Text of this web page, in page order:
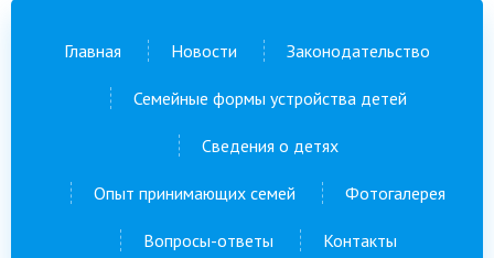
Главная Новости Законодательство
Семейные формы устройства детей
Сведения о детях
Опыт принимающих семей Фотогалерея
Вопросы-ответы Контакты